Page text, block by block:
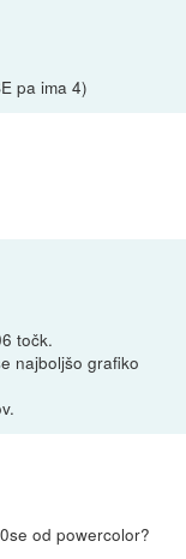
pa ima 4)
točk.
najboljšo grafiko
od powercolor?